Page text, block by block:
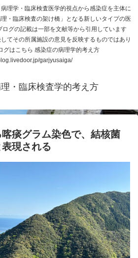
理学・臨床検査医学的視点から感染症を主体に
・臨床検査の架け橋」となる新しいタイプの医
グの記載は一部を文献等から引用しています
てその所属施設の意見を反映するものではあり
グはこちら 感染症の病理学的考え方
garjyusaiga/
・臨床検査学的考え方
痰グラム染色で、結核菌
現される